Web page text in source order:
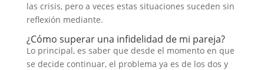
las crisis, pero a veces estas situaciones suceden sin
reflexión mediante.
¿Cómo superar una infidelidad de mi pareja?
Lo principal, es saber que desde el momento en que
se decide continuar, el problema ya es de los dos y